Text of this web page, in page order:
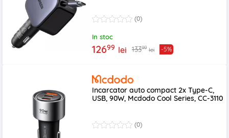
(0)
In stoc
12699 lei 13399 lei -5%
Incarcator auto compact 2x Type-C,
USB, 90W, Mcdodo Cool Series, CC-3110
(0)